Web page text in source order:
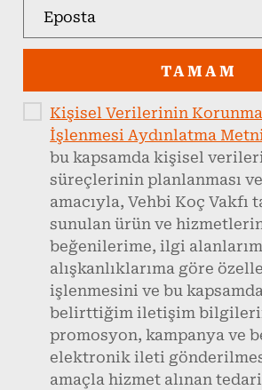
TAMAM
Kişisel Verilerinin
İşlenmesi Aydınlatma
bu kapsamda kişisel
süreçlerinin planlanması
amacıyla, Vehbi Koç Vakfı
sunulan ürün ve
beğenilerime, ilgi
alışkanlıklarıma göre
işlenmesini ve bu
belirttiğim iletişim
promosyon, kampanya ve
elektronik ileti
amaçla hizmet alınan